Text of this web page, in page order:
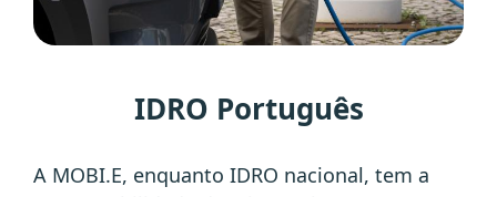
IDRO Português
A MOBI.E, enquanto IDRO nacional, tem a